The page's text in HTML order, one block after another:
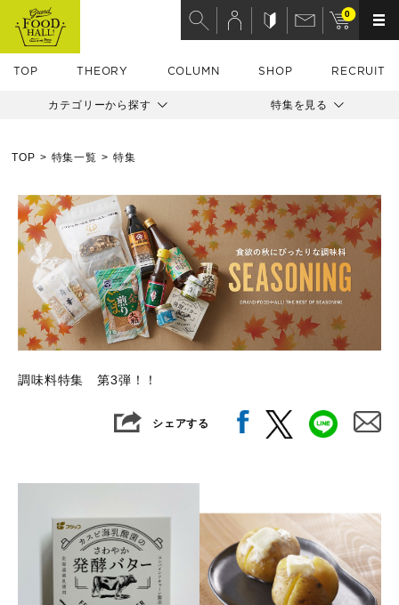
TOP THEORY COLUMN SHOP RECRUIT
0
カテゴリーから探す 特集を見る
TOP 特集一覧 特集
調味料特集 第3弾！！
シェアする